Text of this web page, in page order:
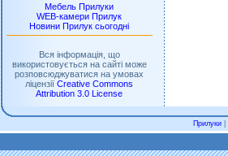
Мебель Прилуки
WEB-камери Прилук
Новини Прилук сьогодні
Вся інформація, що
використовується на сайті може
розповсюджуватися на умовах
ліцензіїCreative Commons
Attribution 3.0 License
Прилуки